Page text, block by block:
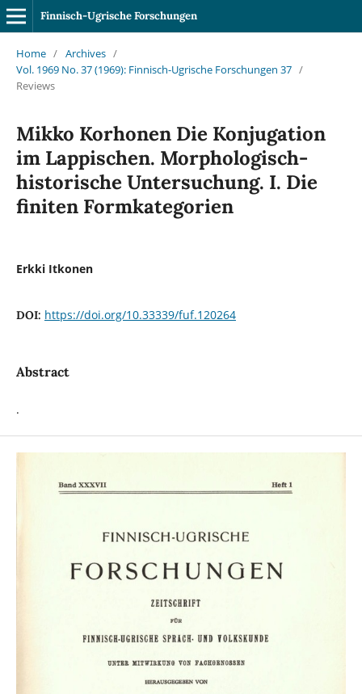
Finnisch-Ugrische Forschungen
Home / Archives /
Vol. 1969 No. 37 (1969): Finnisch-Ugrische Forschungen 37 /
Reviews
Mikko Korhonen Die Konjugation
im Lappischen. Morphologisch-
historische Untersuchung. I. Die
finiten Formkategorien
Erkki Itkonen
DOI: https://doi.org/10.33339/fuf.120264
Abstract
.